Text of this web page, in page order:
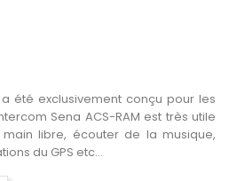
a été exclusivement conçu pour les
Sena ACS-RAM est très utile
libre, écouter de la musique,
du GPS etc...